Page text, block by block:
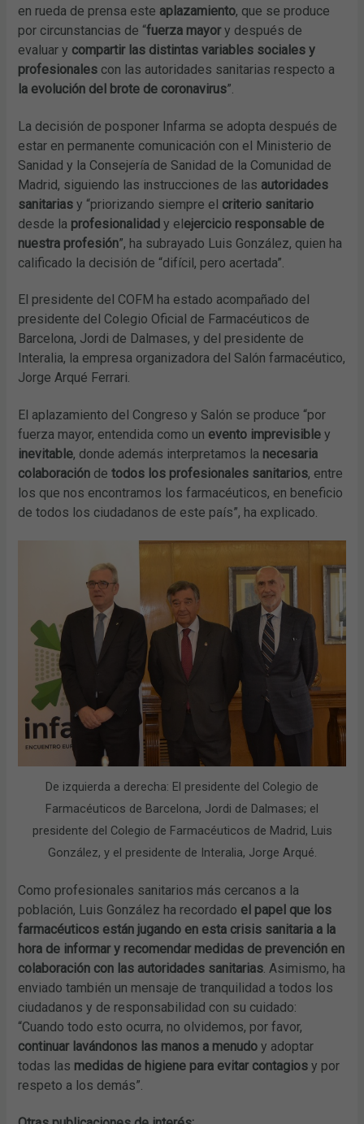
en rueda de prensa este aplazamiento, que se produce
por circunstancias de “fuerza mayory después de
evaluar y compartir las distintas variables sociales y
profesionales con las autoridades sanitarias respecto a
la evolución del brote de coronavirus”.
La decisión de posponer Infarma se adopta después de
estar en permanente comunicación con el Ministerio de
Sanidad y la Consejería de Sanidad de la Comunidad de
Madrid, siguiendo las instrucciones de las autoridades
sanitarias y “priorizando siempre el criterio sanitario
desde la profesionalidad y elejercicio responsable de
nuestra profesión”, ha subrayado Luis González, quien ha
calificado la decisión de “difícil, pero acertada”.
El presidente del COFM ha estado acompañado del
presidente del Colegio Oficial de Farmacéuticos de
Barcelona, Jordi de Dalmases, y del presidente de
Interalia, la empresa organizadora del Salón farmacéutico,
Jorge Arqué Ferrari.
El aplazamiento del Congreso y Salón se produce “por
fuerza mayor, entendida como un evento imprevisible y
inevitable, donde además interpretamos la necesaria
colaboración detodos los profesionales sanitarios, entre
los que nos encontramos los farmacéuticos, en beneficio
de todos los ciudadanos de este país”, ha explicado.
De izquierda a derecha: El presidente del Colegio de
Farmacéuticos de Barcelona, Jordi de Dalmases; el
presidente del Colegio de Farmacéuticos de Madrid, Luis
González, y el presidente de Interalia, Jorge Arqué.
Como profesionales sanitarios más cercanos a la
población, Luis González ha recordado el papel que los
farmacéuticos están jugando en esta crisis sanitaria a la
hora de informar y recomendar medidas de prevención en
colaboración con las autoridades sanitarias. Asimismo, ha
enviado también un mensaje de tranquilidad a todos los
ciudadanos y de responsabilidad con su cuidado:
“Cuando todo esto ocurra, no olvidemos, por favor,
continuar lavándonos las manos a menudo y adoptar
todas las medidas de higiene para evitar contagios y por
respeto a los demás”.